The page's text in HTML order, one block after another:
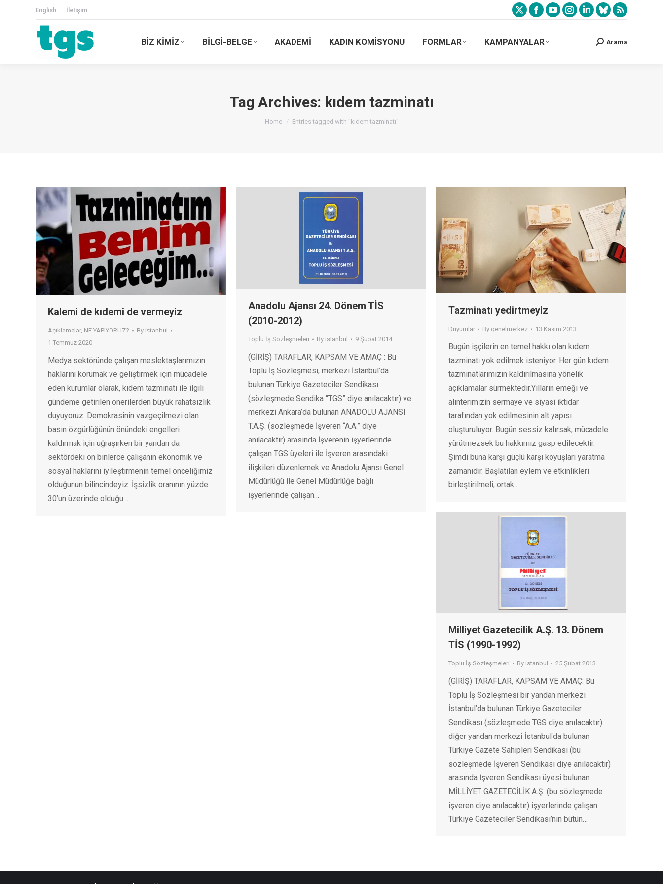
English İletişim
BİZ KİMİZ BİLGİ-BELGE AKADEMİ KADIN KOMİSYONU FORMLAR KAMPANYALAR Arama
Tag Archives: kıdem tazminatı
You are here:
Home Entries tagged with "kıdem tazminatı"
Kalemi de kıdemi de vermeyiz
Açıklamalar, NE YAPIYORUZ? By istanbul
1 Temmuz 2020
Medya sektöründe çalışan meslektaşlarımızın
haklarını korumak ve geliştirmek için mücadele
eden kurumlar olarak, kıdem tazminatı ile ilgili
gündeme getirilen önerilerden büyük rahatsızlık
duyuyoruz. Demokrasinin vazgeçilmezi olan
basın özgürlüğünün önündeki engelleri
kaldırmak için uğraşırken bir yandan da
sektördeki on binlerce çalışanın ekonomik ve
sosyal haklarını iyileştirmenin temel önceliğimiz
olduğunun bilincindeyiz. İşsizlik oranının yüzde
30’un üzerinde olduğu…
Anadolu Ajansı 24. Dönem TİS
(2010-2012)
Toplu İş Sözleşmeleri By istanbul 9 Şubat 2014
(GİRİŞ) TARAFLAR, KAPSAM VE AMAÇ : Bu
Toplu İş Sözleşmesi, merkezi İstanbul’da
bulunan Türkiye Gazeteciler Sendikası
(sözleşmede Sendika “TGS” diye anılacaktır) ve
merkezi Ankara’da bulunan ANADOLU AJANSI
T.A.Ş. (sözleşmede İşveren “A.A.” diye
anılacaktır) arasında İşverenin işyerlerinde
çalışan TGS üyeleri ile İşveren arasındaki
ilişkileri düzenlemek ve Anadolu Ajansı Genel
Müdürlüğü ile Genel Müdürlüğe bağlı
işyerlerinde çalışan…
Tazminatı yedirtmeyiz
Duyurular By genelmerkez 13 Kasım 2013
Bugün işçilerin en temel hakkı olan kıdem
tazminatı yok edilmek isteniyor. Her gün kıdem
tazminatlarımızın kaldırılmasına yönelik
açıklamalar sürmektedir.Yılların emeği ve
alınterimizin sermaye ve siyasi iktidar
tarafından yok edilmesinin alt yapısı
oluşturuluyor. Bugün sessiz kalırsak, mücadele
yürütmezsek bu hakkımız gasp edilecektir.
Şimdi buna karşı güçlü karşı koyuşları yaratma
zamanıdır. Başlatılan eylem ve etkinlikleri
birleştirilmeli, ortak…
Milliyet Gazetecilik A.Ş. 13. Dönem
TİS (1990-1992)
Toplu İş Sözleşmeleri By istanbul 25 Şubat 2013
(GİRİŞ) TARAFLAR, KAPSAM VE AMAÇ: Bu
Toplu İş Sözleşmesi bir yandan merkezi
İstanbul’da bulunan Türkiye Gazeteciler
Sendikası (sözleşmede TGS diye anılacaktır)
diğer yandan merkezi İstanbul’da bulunan
Türkiye Gazete Sahipleri Sendikası (bu
sözleşmede İşveren Sendikası diye anılacaktır)
arasında İşveren Sendikası üyesi bulunan
MİLLİYET GAZETECİLİK A.Ş. (bu sözleşmede
işveren diye anılacaktır) işyerlerinde çalışan
Türkiye Gazeteciler Sendikası’nın bütün…